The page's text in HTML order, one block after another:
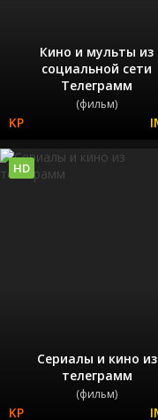
Кино и мульты из
социальной сети
Телеграмм
(фильм)
Сериалы и кино из
телеграмм
(фильм)
HD